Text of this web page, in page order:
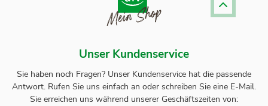
Unser Kundenservice
Sie haben noch Fragen? Unser Kundenservice hat die passende
Antwort. Rufen Sie uns einfach an oder schreiben Sie eine E-Mail.
Sie erreichen uns während unserer Geschäftszeiten von: